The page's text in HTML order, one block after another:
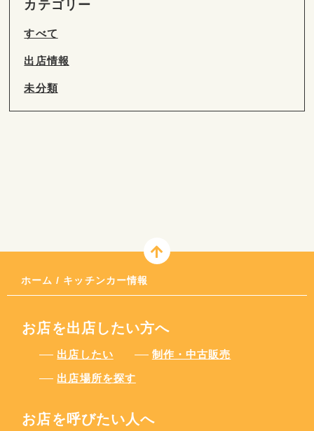
カテゴリー
すべて
出店情報
未分類
ホーム / キッチンカー情報
お店を出店したい方へ
出店したい
制作・中古販売
出店場所を探す
お店を呼びたい人へ